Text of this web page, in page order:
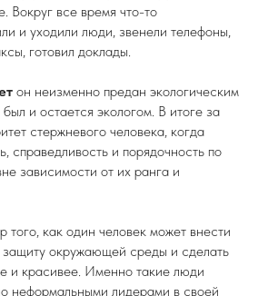
Вокруг все время что-то
и уходили люди, звенели телефоны,
готовил доклады.
он неизменно предан экологическим
и остается экологом. В итоге за
стержневого человека, когда
справедливость и порядочность по
зависимости от их ранга и
того, как один человек может внести
защиту окружающей среды и сделать
и красивее. Именно такие люди
неформальными лидерами в своей